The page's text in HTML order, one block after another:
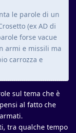
le parole di un
(ex AD di
forse vacue
armi e missili ma
carrozza e
sul tema che è
al fatto che
tra qualche tempo